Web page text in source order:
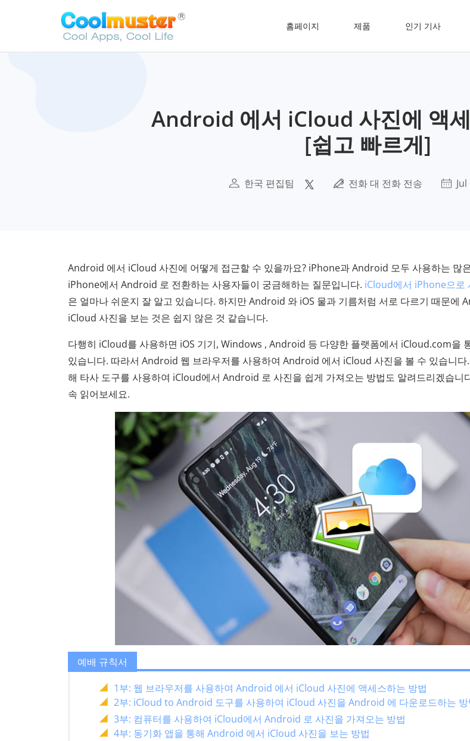
홈페이지 제품 인기 기사
Android 에서 iCloud 사진에 액
[쉽고 빠르게]
한국 편집팀 전화 대 전화 전송
Android 에서 iCloud 사진에 어떻게 접근할 수 있을까요? iPhone과 Android 모두 사용하는 많
iPhone에서 Android 로 전환하는 사용자들이 궁금해하는 질문입니다. iCloud에서 iPhone으로
은 얼마나 쉬운지 잘 알고 있습니다. 하지만 Android 와 iOS 물과 기름처럼 서로 다르기 때문에
iCloud 사진을 보는 것은 쉽지 않은 것 같습니다.
다행히 iCloud를 사용하면 iOS 기기, Windows , Android 등 다양한 플랫폼에서 iCloud.com을
있습니다. 따라서 Android 웹 브라우저를 사용하여 Android 에서 iCloud 사진을 볼 수 있습니다
해 타사 도구를 사용하여 iCloud에서 Android 로 사진을 쉽게 가져오는 방법도 알려드리겠습니
속 읽어보세요.
예배 규칙서
1부: 웹 브라우저를 사용하여 Android 에서 iCloud 사진에 액세스하는 방법
2부: iCloud to Android 도구를 사용하여 iCloud 사진을 Android 에 다운로드하는 방
3부: 컴퓨터를 사용하여 iCloud에서 Android 로 사진을 가져오는 방법
4부: 동기화 앱을 통해 Android 에서 iCloud 사진을 보는 방법